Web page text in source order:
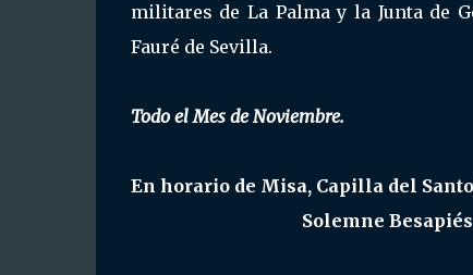
militares de La Palma y la Junta de
Fauré de Sevilla.
Todo el Mes de Noviembre.
En horario de Misa, Capilla del
Solemne